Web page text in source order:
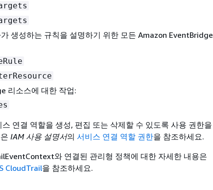
생성하는 규칙을 설명하기 위한 모든 Amazon EventBridge
리소스에 대한 작업:
연결 역할을 생성, 편집 또는 삭제할 수 있도록 사용 권한을
IAM 사용 설명서의 서비스 연결 역할 권한을 참조하세요.
와 연결된 관리형 정책에 대한 자세한 내용은
CloudTrail을 참조하세요.